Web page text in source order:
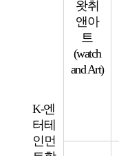
K-엔
터테
인먼
왓취
앤아
트
(watch
and Art)